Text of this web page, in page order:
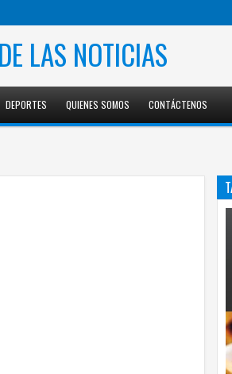
LAS NOTICIAS
DEPORTES QUIENES SOMOS CONTÁCTENOS